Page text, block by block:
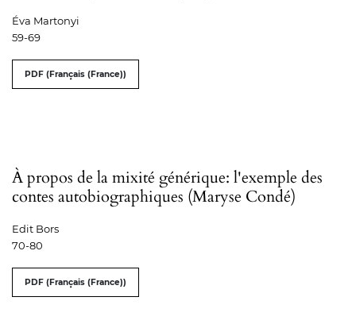
Éva Martonyi
59-69
PDF (Français (France))
À propos de la mixité générique: l'exemple des
contes autobiographiques (Maryse Condé)
Edit Bors
70-80
PDF (Français (France))